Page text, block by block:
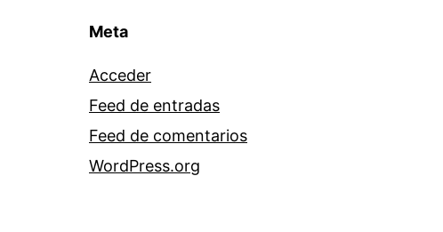
Meta
Acceder
Feed de entradas
Feed de comentarios
WordPress.org